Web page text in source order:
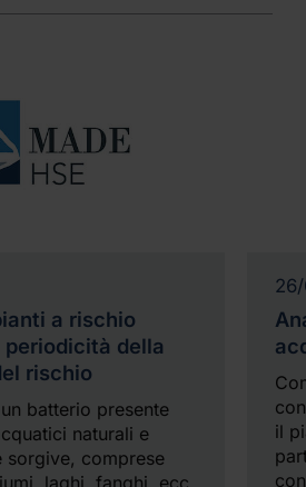
a rischio
della
rischio
batterio presente
naturali e
sorgive, comprese
il